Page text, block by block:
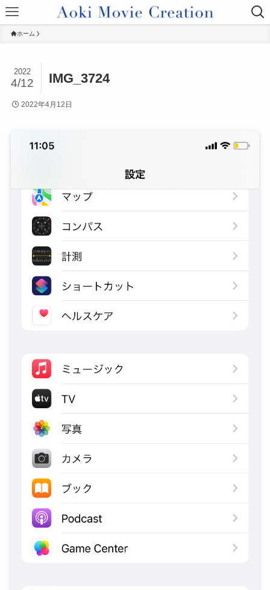
ホーム
IMG_3724
2022
4/12
2022年4月12日